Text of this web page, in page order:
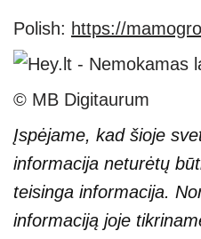
Polish: https://
© MB Digitaurum
Įspėjame, kad šioje
informacija neturėtų
teisinga informacija.
informaciją joje